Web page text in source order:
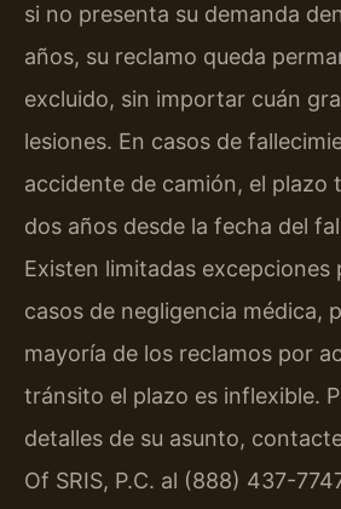
si no presenta su demanda
años, su reclamo queda
excluido, sin importar cuán
lesiones. En casos de
accidente de camión, el plazo
dos años desde la fecha del
Existen limitadas excepciones
casos de negligencia médica,
mayoría de los reclamos por
tránsito el plazo es inflexible.
detalles de su asunto,
Of SRIS, P.C. al (888) 437-